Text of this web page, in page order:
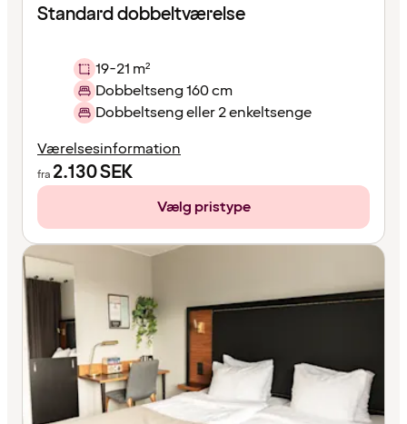
Standard dobbeltværelse
19-21 m²
Dobbeltseng 160 cm
Dobbeltseng eller 2 enkeltsenge
Værelsesinformation
fra 2.130SEK
Vælg pristype